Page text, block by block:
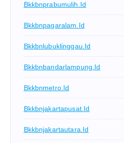
Bkkbnprabumulih.id
Bkkbnpagaralam.id
Bkkbnlubuklinggau.id
Bkkbnbandarlampung.id
Bkkbnmetro.id
Bkkbnjakartapusat.id
Bkkbnjakartautara.id